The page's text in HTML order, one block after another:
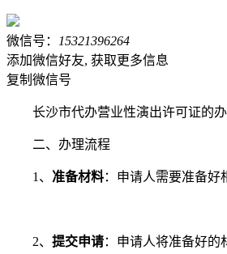
微信号：
15321396264
添加微信好友, 获取更多信息
复制微信号
长沙市代办营业性演出许可证的
二、办理流程
1、 准备材料：申请人需要准备好
2、 提交申请：申请人将准备好的